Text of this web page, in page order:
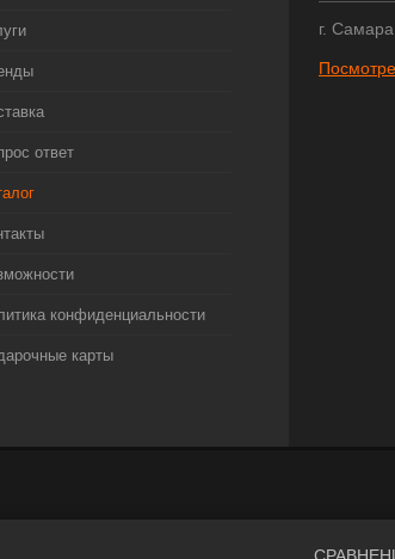
ответ
конфиденциальности
карты
г.